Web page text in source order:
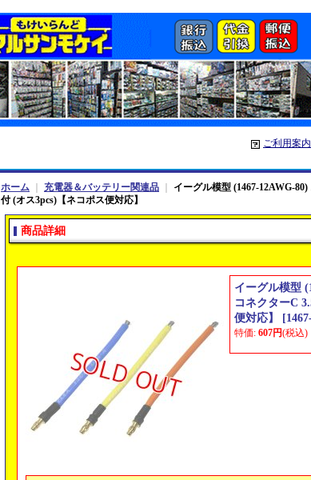
ご利用案内
ホーム 充電器＆バッテリー関連品
イーグル模型 (1467-12AWG-
付 (オス3pcs)【ネコポス便対応】
商品詳細
イーグル模型
コネクターC
便対応】
[
特価: 607円(税込)